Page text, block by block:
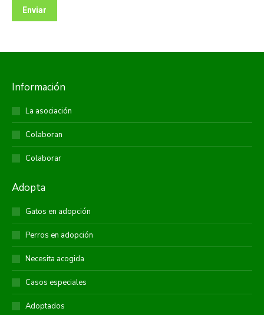
Información
La asociación
Colaboran
Colaborar
Adopta
Gatos en adopción
Perros en adopción
Necesita acogida
Casos especiales
Adoptados